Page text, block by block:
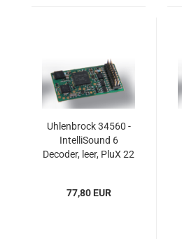
Uhlenbrock 34560 -
IntelliSound 6
Decoder, leer, PluX 22
77,80 EUR